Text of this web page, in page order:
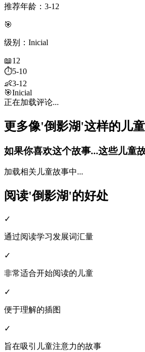
推荐年龄：3-12
🎯
级别：Inicial
📖12
⏱️5-10
👶3-12
🎯Inicial
正在加载评论...
更多像'倒影湖'这样的儿
如果你喜欢这个故事...这些儿童
加载相关儿童故事中...
阅读'倒影湖'的好处
✓
通过阅读学习发展词汇量
✓
非常适合开始阅读的儿童
✓
便于理解的插图
✓
旨在吸引儿童注意力的故事